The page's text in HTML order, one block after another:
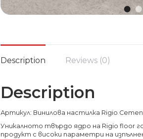
Description Reviews (0)
Description
Артикул: Винилова настилка Rigio
Уникалното твърдо ядро на Rigio floor
продукт с високи параметри на